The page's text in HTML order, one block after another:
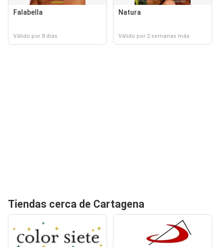
Falabella
Válido por 8 días
Natura
Válido por 2 semanas más
Tiendas cerca de Cartagena